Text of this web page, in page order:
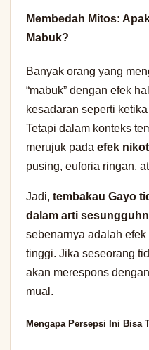
Membedah Mitos:
Mabuk?
Banyak orang yang
“mabuk” dengan efek
kesadaran seperti
Tetapi dalam konteks
merujuk pada efek
pusing, euforia ringan,
Jadi, tembakau Gayo
dalam arti
sebenarnya adalah
tinggi. Jika seseorang
akan merespons
mual.
Mengapa Persepsi Ini Bisa